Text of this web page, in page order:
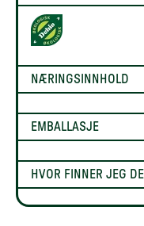
NÆRINGSINNHOLD
EMBALLASJE
HVOR FINNER JEG